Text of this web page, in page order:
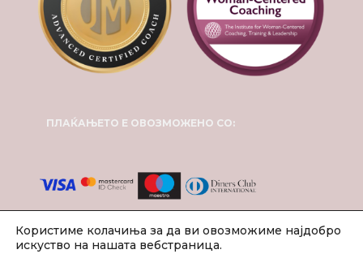
ПЛАЌАЊЕТО Е ОВОЗМОЖЕНО СО:
Користиме колачиња за да ви овозможиме најдобро
искуство на нашата вебстраница.